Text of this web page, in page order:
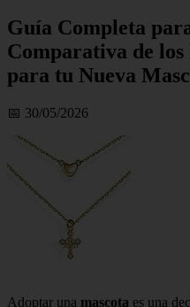
Guía Completa
Comparativa de
para tu Nueva
📅 30/05/2026
Adoptar una mascota es una